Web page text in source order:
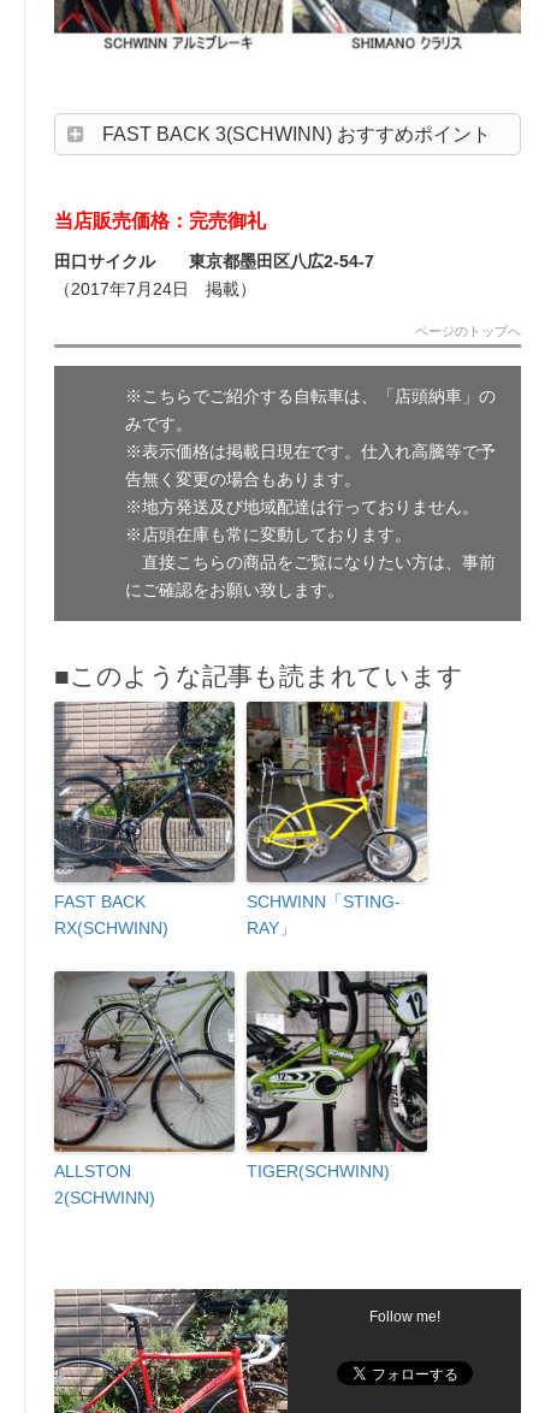
FAST BACK 3(SCHWINN) おすすめポイント
当店販売価格：完売御礼
田口サイクル 東京都墨田区八広2-54-7
（2017年7月24日 掲載）
ページのトップへ
※こちらでご紹介する自転車は、「店頭納車」の
みです。
※表示価格は掲載日現在です。仕入れ高騰等で予
告無く変更の場合もあります。
※地方発送及び地域配達は行っておりません。
※店頭在庫も常に変動しております。
直接こちらの商品をご覧になりたい方は、事前
にご確認をお願い致します。
■このような記事も読まれています
FAST BACK
RX(SCHWINN)
SCHWINN「STING-
RAY」
ALLSTON
2(SCHWINN)
TIGER(SCHWINN)
Follow me!